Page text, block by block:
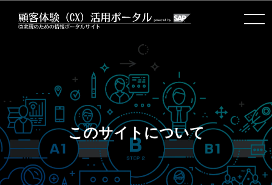
toggle
navigation
このサイトについて